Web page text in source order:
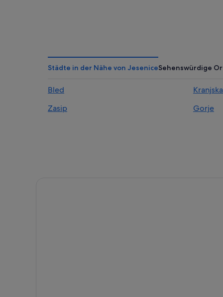
Städte in der Nähe von JeseniceSehenswürdige
Bled
Zasip
Gorje